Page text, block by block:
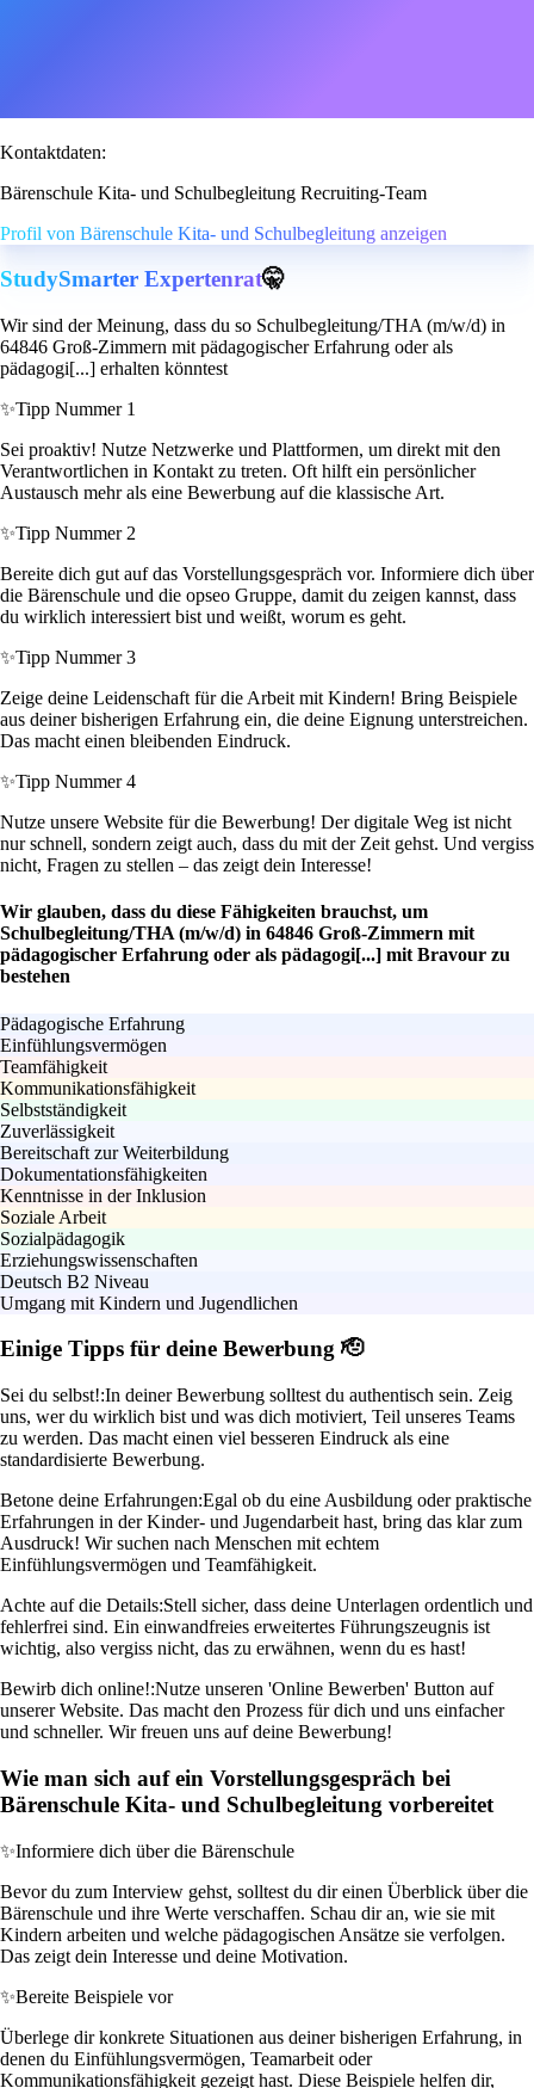
Kontaktdaten:
Bärenschule Kita- und Schulbegleitung Recruiting-Team
Profil von Bärenschule Kita- und Schulbegleitung anzeigen
StudySmarter Expertenrat🤫
Wir sind der Meinung, dass du so Schulbegleitung/THA (m/w/d) in
64846 Groß-Zimmern mit pädagogischer Erfahrung oder als
pädagogi[...] erhalten könntest
✨Tipp Nummer 1
Sei proaktiv! Nutze Netzwerke und Plattformen, um direkt mit den
Verantwortlichen in Kontakt zu treten. Oft hilft ein persönlicher
Austausch mehr als eine Bewerbung auf die klassische Art.
✨Tipp Nummer 2
Bereite dich gut auf das Vorstellungsgespräch vor. Informiere dich über
die Bärenschule und die opseo Gruppe, damit du zeigen kannst, dass
du wirklich interessiert bist und weißt, worum es geht.
✨Tipp Nummer 3
Zeige deine Leidenschaft für die Arbeit mit Kindern! Bring Beispiele
aus deiner bisherigen Erfahrung ein, die deine Eignung unterstreichen.
Das macht einen bleibenden Eindruck.
✨Tipp Nummer 4
Nutze unsere Website für die Bewerbung! Der digitale Weg ist nicht
nur schnell, sondern zeigt auch, dass du mit der Zeit gehst. Und vergiss
nicht, Fragen zu stellen – das zeigt dein Interesse!
Wir glauben, dass du diese Fähigkeiten brauchst, um
Schulbegleitung/THA (m/w/d) in 64846 Groß-Zimmern mit
pädagogischer Erfahrung oder als pädagogi[...] mit Bravour zu
bestehen
Pädagogische Erfahrung
Einfühlungsvermögen
Teamfähigkeit
Kommunikationsfähigkeit
Selbstständigkeit
Zuverlässigkeit
Bereitschaft zur Weiterbildung
Dokumentationsfähigkeiten
Kenntnisse in der Inklusion
Soziale Arbeit
Sozialpädagogik
Erziehungswissenschaften
Deutsch B2 Niveau
Umgang mit Kindern und Jugendlichen
Einige Tipps für deine Bewerbung 🫡
Sei du selbst!:In deiner Bewerbung solltest du authentisch sein. Zeig
uns, wer du wirklich bist und was dich motiviert, Teil unseres Teams
zu werden. Das macht einen viel besseren Eindruck als eine
standardisierte Bewerbung.
Betone deine Erfahrungen:Egal ob du eine Ausbildung oder praktische
Erfahrungen in der Kinder- und Jugendarbeit hast, bring das klar zum
Ausdruck! Wir suchen nach Menschen mit echtem
Einfühlungsvermögen und Teamfähigkeit.
Achte auf die Details:Stell sicher, dass deine Unterlagen ordentlich und
fehlerfrei sind. Ein einwandfreies erweitertes Führungszeugnis ist
wichtig, also vergiss nicht, das zu erwähnen, wenn du es hast!
Bewirb dich online!:Nutze unseren 'Online Bewerben' Button auf
unserer Website. Das macht den Prozess für dich und uns einfacher
und schneller. Wir freuen uns auf deine Bewerbung!
Wie man sich auf ein Vorstellungsgespräch bei
Bärenschule Kita- und Schulbegleitung vorbereitet
✨Informiere dich über die Bärenschule
Bevor du zum Interview gehst, solltest du dir einen Überblick über die
Bärenschule und ihre Werte verschaffen. Schau dir an, wie sie mit
Kindern arbeiten und welche pädagogischen Ansätze sie verfolgen.
Das zeigt dein Interesse und deine Motivation.
✨Bereite Beispiele vor
Überlege dir konkrete Situationen aus deiner bisherigen Erfahrung, in
denen du Einfühlungsvermögen, Teamarbeit oder
Kommunikationsfähigkeit gezeigt hast. Diese Beispiele helfen dir,